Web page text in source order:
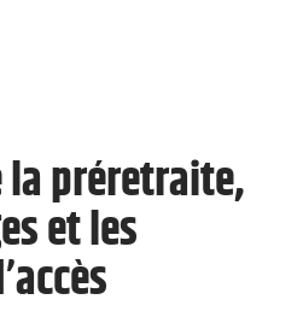
la préretraite,
et les